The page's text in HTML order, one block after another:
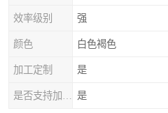
效率级别 强
颜色 白色褐色
加工定制 是
是